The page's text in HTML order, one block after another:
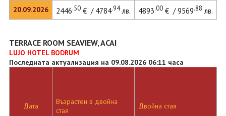
20.09.2026 2446.50€ / 4784.94лв. 4893.00€ / 9569.88 лв.
TERRACE ROOM SEAVIEW, ACAI
LUJO HOTEL BODRUM
Последната актуализация на 09.08.2026 06:11 часа
Дата
Възрастен в двойна
стая
Двойна стая